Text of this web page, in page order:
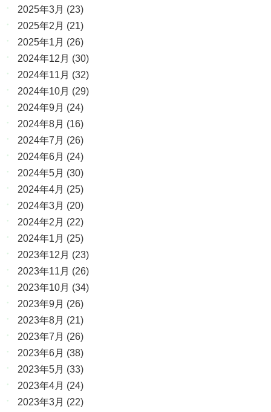
2025年3月 (23)
2025年2月 (21)
2025年1月 (26)
2024年12月 (30)
2024年11月 (32)
2024年10月 (29)
2024年9月 (24)
2024年8月 (16)
2024年7月 (26)
2024年6月 (24)
2024年5月 (30)
2024年4月 (25)
2024年3月 (20)
2024年2月 (22)
2024年1月 (25)
2023年12月 (23)
2023年11月 (26)
2023年10月 (34)
2023年9月 (26)
2023年8月 (21)
2023年7月 (26)
2023年6月 (38)
2023年5月 (33)
2023年4月 (24)
2023年3月 (22)